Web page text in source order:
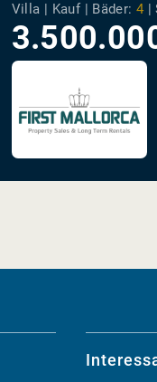
Villa | Kauf | Bäder: 4 |